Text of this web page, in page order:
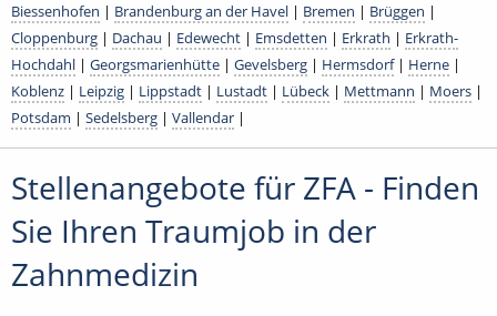
Biessenhofen | Brandenburg an der Havel | Bremen | Brüggen |
Cloppenburg | Dachau | Edewecht | Emsdetten | Erkrath | Erkrath-
Hochdahl | Georgsmarienhütte | Gevelsberg | Hermsdorf| Herne |
Koblenz | Leipzig | Lippstadt | Lustadt | Lübeck | Mettmann | Moers |
Potsdam | Sedelsberg | Vallendar |
Stellenangebote für ZFA - Finden
Sie Ihren Traumjob in der
Zahnmedizin